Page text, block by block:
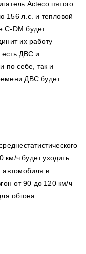
Acteco пятого
156 л.с. и тепловой
C-DM будет
их работу
есть ДВС и
по себе, так и
ДВС будет
км/ч будет уходить
автомобиля в
от 90 до 120 км/ч
обгона